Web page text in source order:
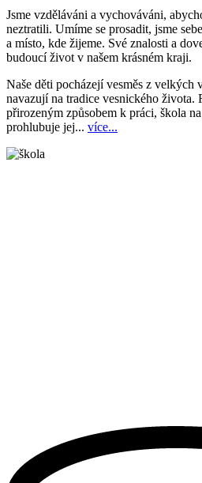
Jsme vzděláváni a vychováváni,
neztratili. Umíme se prosadit, jsme
a místo, kde žijeme. Své znalosti a
budoucí život v našem krásném kraji.
Naše děti pocházejí vesměs z velkých
navazují na tradice vesnického života.
přirozeným způsobem k práci, škola
prohlubuje jej... více...